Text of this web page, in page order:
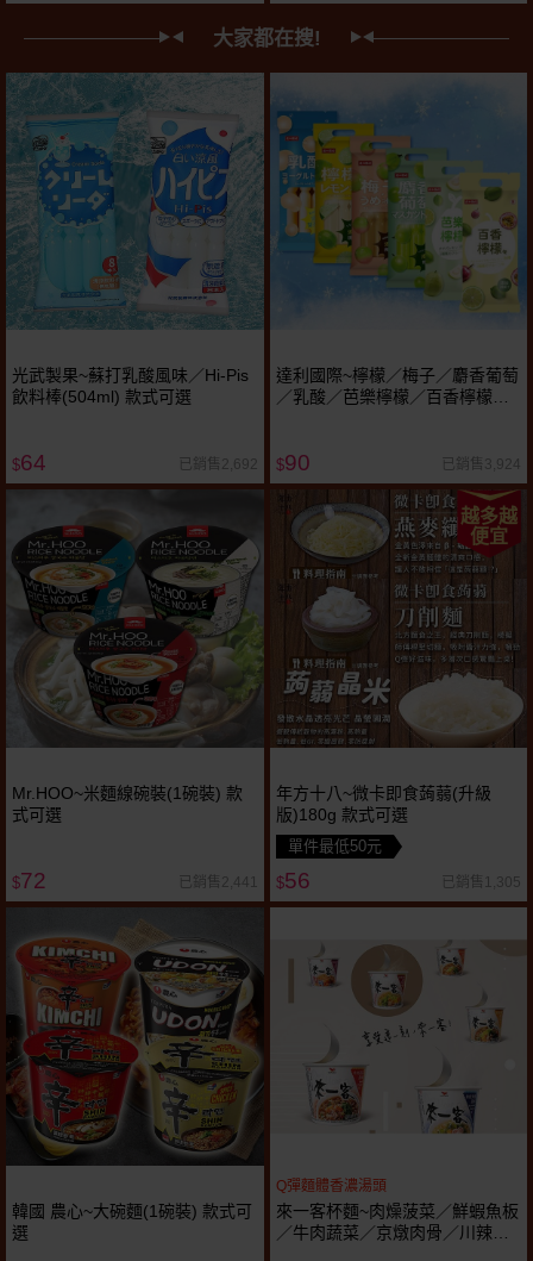
大家都在搜!
光武製果~蘇打乳酸風味／Hi-Pis
飲料棒(504ml) 款式可選
$64 已銷售2,692
達利國際~檸檬／梅子／麝香葡萄
／乳酸／芭樂檸檬／百香檸檬味
$90 已銷售3,924
Mr.HOO~米麵線碗裝(1碗裝) 款
式可選
$72 已銷售2,441
越多越
便宜
年方十八~微卡即食蒟蒻(升級
版)180g 款式可選
單件最低50元
$56 已銷售1,305
韓國 農心~大碗麵(1碗裝) 款式可
選
Q彈麵體香濃湯頭
來一客杯麵~肉燥菠菜／鮮蝦魚板
／牛肉蔬菜／京燉肉骨／川辣牛